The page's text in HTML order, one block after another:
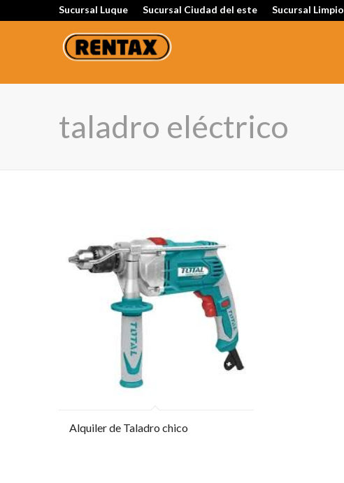
Sucursal Luque Sucursal Ciudad del este Sucursal Limpio
taladro eléctrico
Alquiler de Taladro chico